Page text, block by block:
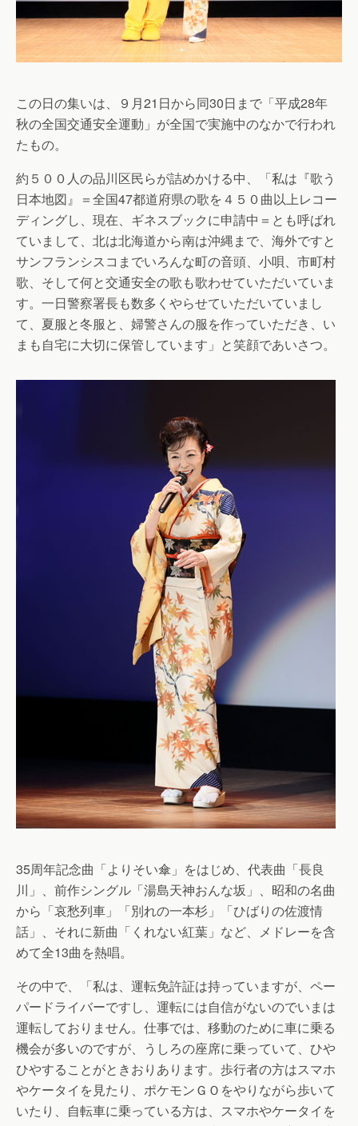
この日の集いは、９月21日から同30日まで「平成28年
秋の全国交通安全運動」が全国で実施中のなかで行われ
たもの。
約５００人の品川区民らが詰めかける中、「私は『歌う
日本地図』＝全国47都道府県の歌を４５０曲以上レコー
ディングし、現在、ギネスブックに申請中＝とも呼ばれ
ていまして、北は北海道から南は沖縄まで、海外ですと
サンフランシスコまでいろんな町の音頭、小唄、市町村
歌、そして何と交通安全の歌も歌わせていただいていま
す。一日警察署長も数多くやらせていただいていまし
て、夏服と冬服と、婦警さんの服を作っていただき、い
まも自宅に大切に保管しています」と笑顔であいさつ。
35周年記念曲「よりそい傘」をはじめ、代表曲「長良
川」、前作シングル「湯島天神おんな坂」、昭和の名曲
から「哀愁列車」「別れの一本杉」「ひばりの佐渡情
話」、それに新曲「くれない紅葉」など、メドレーを含
めて全13曲を熱唱。
その中で、「私は、運転免許証は持っていますが、ペー
パードライバーですし、運転には自信がないのでいまは
運転しておりません。仕事では、移動のために車に乗る
機会が多いのですが、うしろの座席に乗っていて、ひや
ひやすることがときおりあります。歩行者の方はスマホ
やケータイを見たり、ポケモンＧＯをやりながら歩いて
いたり、自転車に乗っている方は、スマホやケータイを